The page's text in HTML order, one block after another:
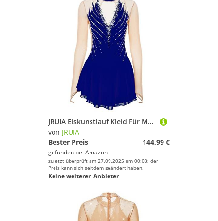
JRUIA Eiskunstlauf Kleid Für Mädchen/Damen Eislauf Wettkampf Eislaufbekleidung Rollschuh Rock Gymnastik Performance Trikots,D,S
von JRUIA
Bester Preis
144,99 €
gefunden bei Amazon
zuletzt überprüft am 27.09.2025 um 00:03; der
Preis kann sich seitdem geändert haben.
Keine weiteren Anbieter